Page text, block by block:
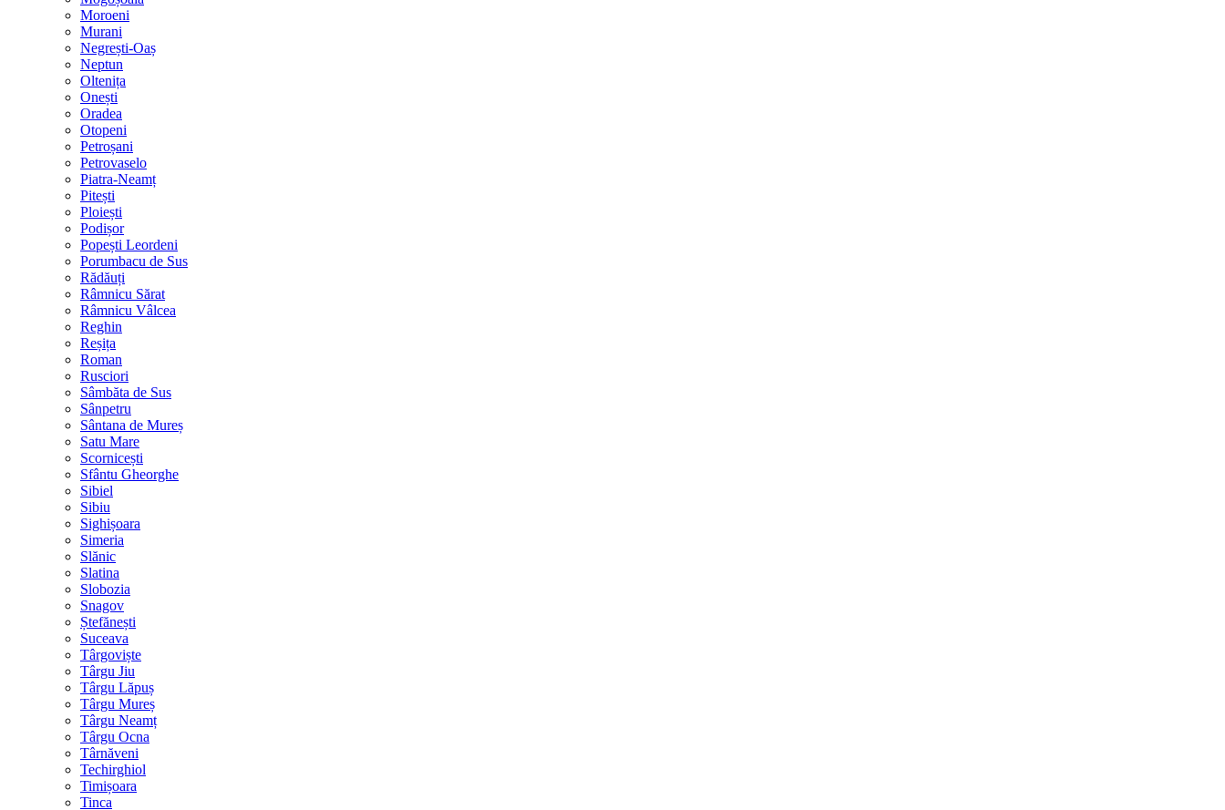
Moroeni
Murani
Negrești-Oaș
Neptun
Oltenița
Onești
Oradea
Otopeni
Petroșani
Petrovaselo
Piatra-Neamț
Pitești
Ploiești
Podișor
Popești Leordeni
Porumbacu de Sus
Rădăuți
Râmnicu Sărat
Râmnicu Vâlcea
Reghin
Reșița
Roman
Rusciori
Sâmbăta de Sus
Sânpetru
Sântana de Mureș
Satu Mare
Scornicești
Sfântu Gheorghe
Sibiel
Sibiu
Sighișoara
Simeria
Slănic
Slatina
Slobozia
Snagov
Ștefănești
Suceava
Târgoviște
Târgu Jiu
Târgu Lăpuș
Târgu Mureș
Târgu Neamț
Târgu Ocna
Târnăveni
Techirghiol
Timișoara
Tinca